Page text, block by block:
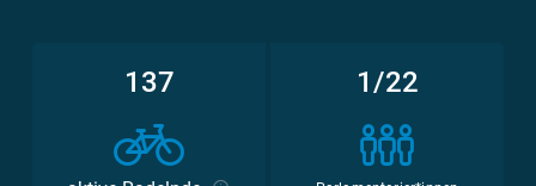
137 1/22